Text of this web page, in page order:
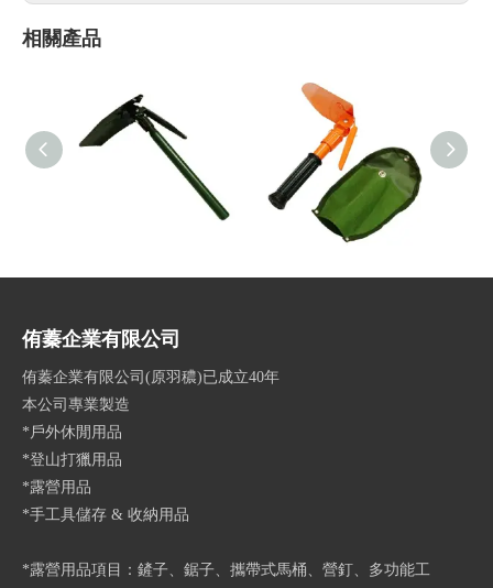
相關產品
小鏟子
侑蓁企業有限公司
侑蓁企業有限公司(原羽穠)已成立40年
本公司專業製造
*戶外休閒用品
*登山打獵用品
*露營用品
*手工具儲存 & 收納用品
*露營用品項目：鏟子、鋸子、攜帶式馬桶、營釘、多功能工